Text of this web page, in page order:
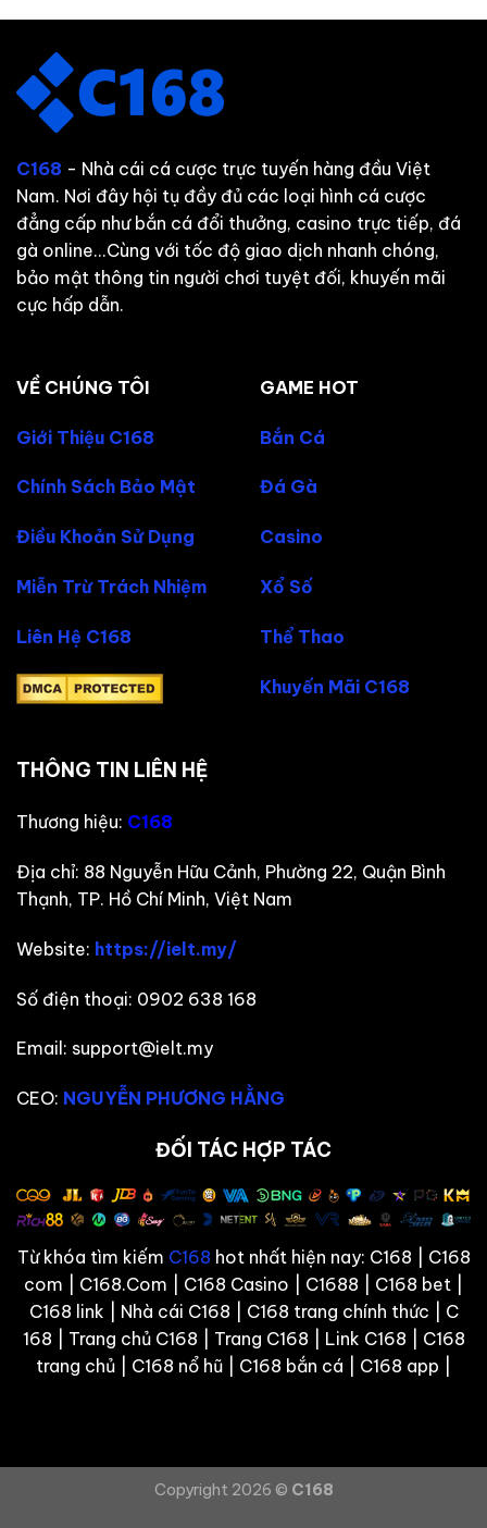
C168 - Nhà cái cá cược trực tuyến hàng đầu Việt
Nam. Nơi đây hội tụ đầy đủ các loại hình cá cược
đẳng cấp như bắn cá đổi thưởng, casino trực tiếp, đá
gà online...Cùng với tốc độ giao dịch nhanh chóng,
bảo mật thông tin người chơi tuyệt đối, khuyến mãi
cực hấp dẫn.
VỀ CHÚNG TÔI
Giới Thiệu C168
Chính Sách Bảo Mật
Điều Khoản Sử Dụng
Miễn Trừ Trách Nhiệm
Liên Hệ C168
GAME HOT
Bắn Cá
Đá Gà
Casino
Xổ Số
Thể Thao
Khuyến Mãi C168
THÔNG TIN LIÊN HỆ
Thương hiệu: C168
Địa chỉ: 88 Nguyễn Hữu Cảnh, Phường 22, Quận Bình
Thạnh, TP. Hồ Chí Minh, Việt Nam
Website: https://ielt.my/
Số điện thoại: 0902 638 168
Email: support@ielt.my
CEO: NGUYỄN PHƯƠNG HẰNG
ĐỐI TÁC HỢP TÁC
Từ khóa tìm kiếm C168 hot nhất hiện nay: C168 | C168
com | C168.Com | C168 Casino | C1688 | C168 bet |
C168 link | Nhà cái C168 | C168 trang chính thức | C
168 | Trang chủ C168 | Trang C168 | Link C168 | C168
trang chủ | C168 nổ hũ | C168 bắn cá | C168 app |
Copyright 2026 © C168